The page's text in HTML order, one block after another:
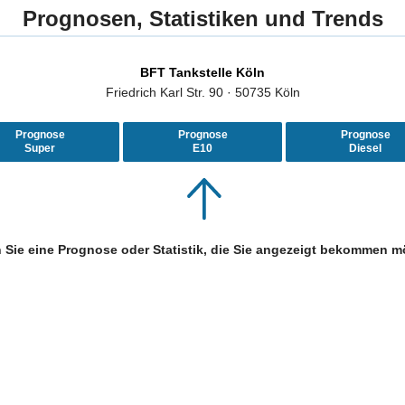
Prognosen, Statistiken und Trends
BFT Tankstelle Köln
Friedrich Karl Str. 90 · 50735 Köln
Prognose
Super
Prognose
E10
Prognose
Diesel
Sie eine Prognose oder Statistik, die Sie angezeigt bekommen